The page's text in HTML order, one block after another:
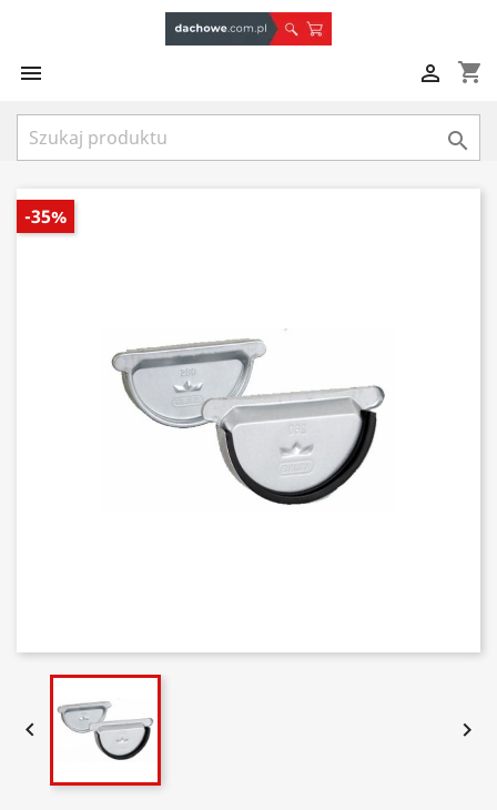
 shopping_cart


-35%
 